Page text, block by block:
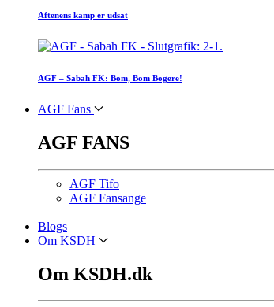
Aftenens kamp er udsat
AGF – Sabah FK: Bom, Bom Bogere!
AGF Fans
AGF FANS
AGF Tifo
AGF Fansange
Blogs
Om KSDH
Om KSDH.dk